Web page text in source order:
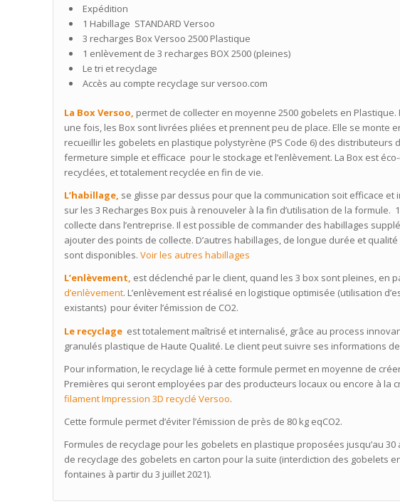
Expédition
1 Habillage STANDARD Versoo
3 recharges Box Versoo 2500 Plastique
1 enlèvement de 3 recharges BOX 2500 (pleines)
Le tri et recyclage
Accès au compte recyclage sur versoo.com
La Box Versoo, permet de collecter en moyenne 2500 gobelets en Plastique.
une fois, les Box sont livrées pliées et prennent peu de place. Elle se monte
recueillir les gobelets en plastique polystyrène (PS Code 6) des distributeurs
fermeture simple et efficace pour le stockage et l’enlèvement. La Box est
recyclées, et totalement recyclée en fin de vie.
L’habillage, se glisse par dessus pour que la communication soit efficace et
sur les 3 Recharges Box puis à renouveler à la fin d’utilisation de la formule.
collecte dans l’entreprise. Il est possible de commander des habillages
ajouter des points de collecte. D’autres habillages, de longue durée et
sont disponibles. Voir les autres habillages
L’enlèvement, est déclenché par le client, quand les 3 box sont pleines, en
d’enlèvement. L’enlèvement est réalisé en logistique optimisée (utilisation
existants) pour éviter l’émission de CO2.
Le recyclageest totalement maîtrisé et internalisé, grâce au process
granulés plastique de Haute Qualité. Le client peut suivre ses informations
Pour information, le recyclage lié à cette formule permet en moyenne de
Premières qui seront employées par des producteurs locaux ou encore à la
filament Impression 3D recyclé Versoo.
Cette formule permet d’éviter l’émission de près de 80 kg eqCO2.
Formules de recyclage pour les gobelets en plastique proposées jusqu’au
de recyclage des gobelets en carton pour la suite (interdiction des gobelets
fontaines à partir du 3 juillet 2021).